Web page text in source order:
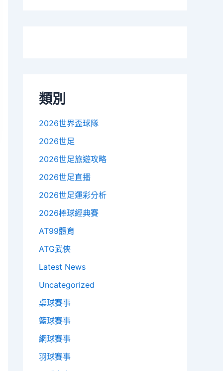
類別
2026世界盃球隊
2026世足
2026世足旅遊攻略
2026世足直播
2026世足運彩分析
2026棒球經典賽
AT99體育
ATG武俠
Latest News
Uncategorized
桌球賽事
籃球賽事
網球賽事
羽球賽事